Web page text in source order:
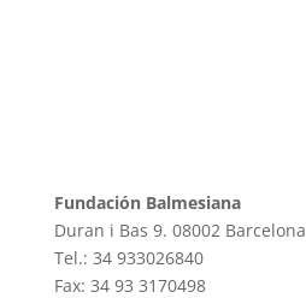
Fundación Balmesiana
Duran i Bas 9. 08002 Barcelona
Tel.: 34 933026840
Fax: 34 93 3170498